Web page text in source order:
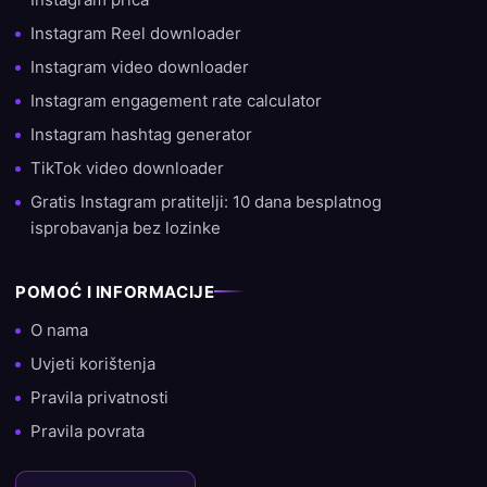
samo brzu isporuku, već i davanje savjeta o najboljoj strategiji
za rast.
Spreman za rast?
Želiš li danas započeti s rastom svog računa? Odaberi
SocialKings i uvjeri se sam zašto smo stranica broj 1 za kupnju
pratitelja, lajkova i pregleda.
Instagram Reel downloader
Instagram video downloader
Instagram engagement rate calculator
Instagram hashtag generator
TikTok video downloader
Gratis Instagram pratitelji: 10 dana besplatnog
isprobavanja bez lozinke
POMOĆ I INFORMACIJE
O nama
Uvjeti korištenja
Pravila privatnosti
Pravila povrata